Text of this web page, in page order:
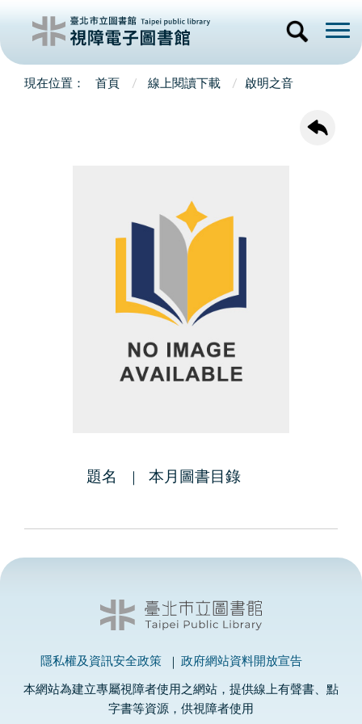
首頁 線上閱讀下載 啟明之音
題名 本月圖書目錄
隱私權及資訊安全政策 政府網站資料開放宣告
本網站為建立專屬視障者使用之網站，提供線上有聲書、點
字書等資源，供視障者使用